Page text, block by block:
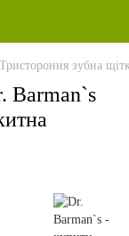
Тристороння зубна
Barman`s